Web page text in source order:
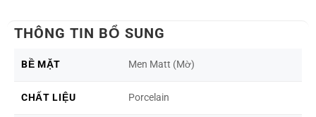
THÔNG TIN BỔ SUNG
BỀ MẶT Men Matt (Mờ)
CHẤT LIỆU Porcelain